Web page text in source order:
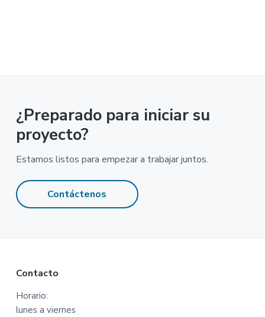
¿Preparado para iniciar su
proyecto?
Estamos listos para empezar a trabajar juntos.
Contáctenos
Footer
Contacto
Horario:
lunes a viernes